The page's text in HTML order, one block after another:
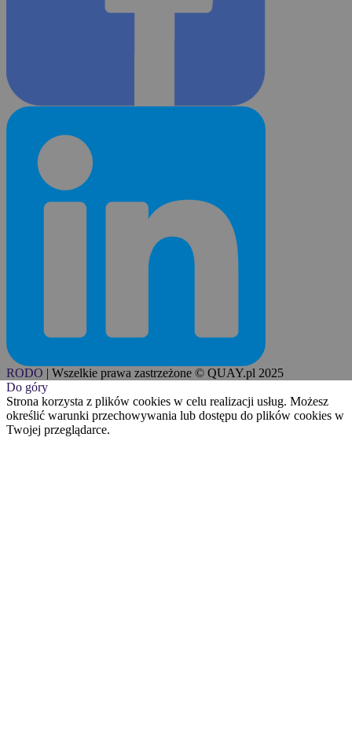
RODO | Wszelkie prawa zastrzeżone © QUAY.pl 2025
Do góry
Strona korzysta z plików cookies w celu realizacji usług. Możesz
określić warunki przechowywania lub dostępu do plików cookies w
Twojej przeglądarce.